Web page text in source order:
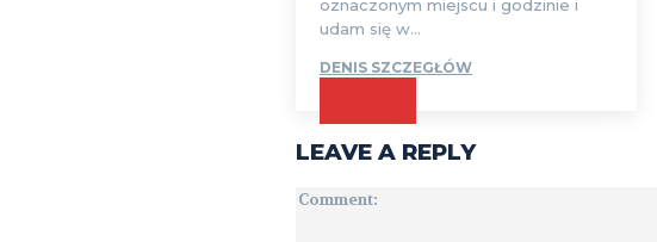
oznaczonym miejscu i godzinie i
udam się w...
DENIS SZCZEGŁÓW
LEAVE A REPLY